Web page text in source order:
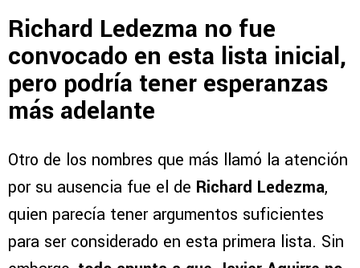
Richard Ledezma no fue
convocado en esta lista inicial,
pero podría tener esperanzas
más adelante
Otro de los nombres que más llamó la atención
por su ausencia fue el de Richard Ledezma,
quien parecía tener argumentos suficientes
para ser considerado en esta primera lista. Sin